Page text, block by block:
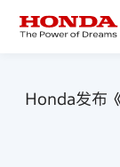
Honda发布